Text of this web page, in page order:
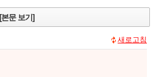
[본문 보기]
새로고침